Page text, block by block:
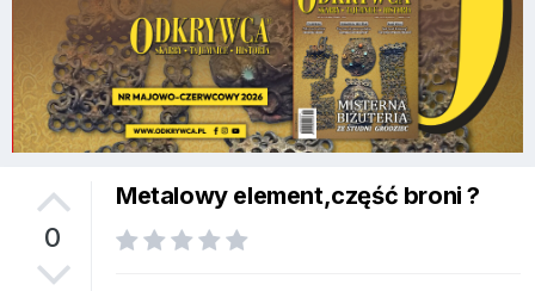
0
Metalowy element,część broni ?